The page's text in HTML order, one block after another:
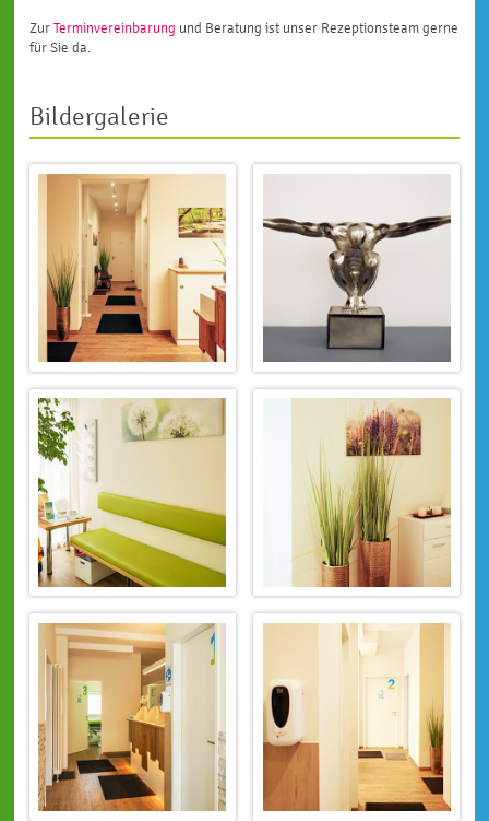
ZurTerminvereinbarung und Beratung ist unser Rezeptionsteam gerne
für Sie da.
Bildergalerie